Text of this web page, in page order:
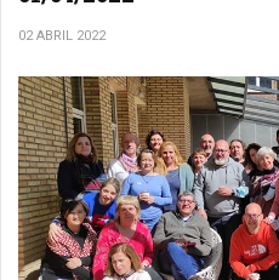
02 ABRIL 2022